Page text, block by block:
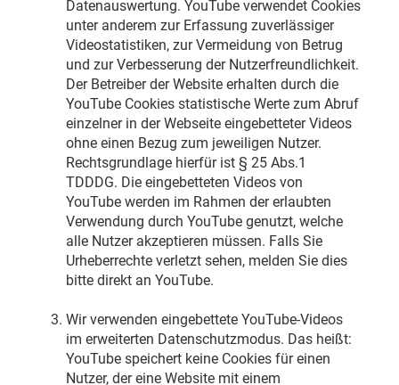
Datenauswertung. YouTube verwendet Cookies
unter anderem zur Erfassung zuverlässiger
Videostatistiken, zur Vermeidung von Betrug
und zur Verbesserung der Nutzerfreundlichkeit.
Der Betreiber der Website erhalten durch die
YouTube Cookies statistische Werte zum Abruf
einzelner in der Webseite eingebetteter Videos
ohne einen Bezug zum jeweiligen Nutzer.
Rechtsgrundlage hierfür ist § 25 Abs.1
TDDDG. Die eingebetteten Videos von
YouTube werden im Rahmen der erlaubten
Verwendung durch YouTube genutzt, welche
alle Nutzer akzeptieren müssen. Falls Sie
Urheberrechte verletzt sehen, melden Sie dies
bitte direkt an YouTube.
Wir verwenden eingebettete YouTube-Videos
im erweiterten Datenschutzmodus. Das heißt:
YouTube speichert keine Cookies für einen
Nutzer, der eine Website mit einem